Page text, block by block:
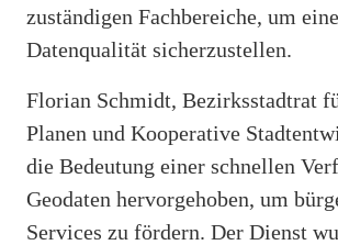
zuständigen Fachbereiche, um
Datenqualität sicherzustellen.
Florian Schmidt, Bezirksstadtrat
Planen und Kooperative
die Bedeutung einer schnellen
Geodaten hervorgehoben, um
Services zu fördern. Der Dienst